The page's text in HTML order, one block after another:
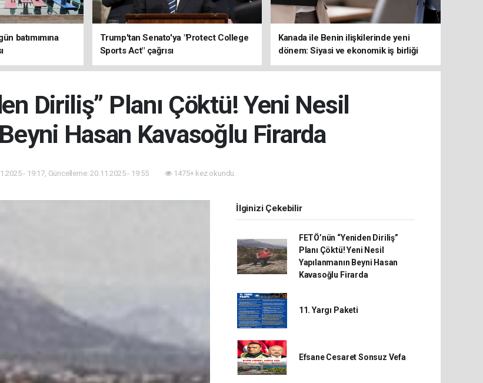
batımımına
Trump'tan Senato'ya "Protect College
Sports Act" çağrısı
Kanada ile Benin ilişkilerinde yeni
dönem: Siyasi ve ekonomik iş birliği
güçleniyor
Diriliş” Planı Çöktü! Yeni Nesil
Hasan Kavasoğlu Firarda
- 19:17, Güncelleme: 20.11.2025 - 19:55 1475+ kez okundu.
İlginizi Çekebilir
FETÖ’nün “Yeniden Diriliş”
Planı Çöktü! Yeni Nesil
Yapılanmanın Beyni Hasan
Kavasoğlu Firarda
11. Yargı Paketi
Efsane Cesaret Sonsuz Vefa